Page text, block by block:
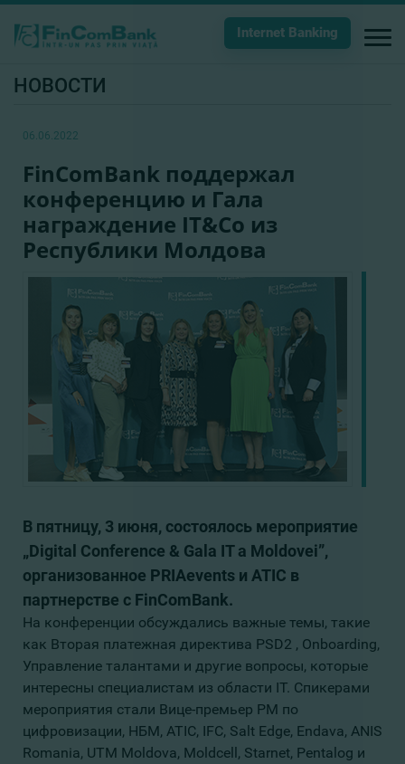
Internet Banking
НОВОСТИ
06.06.2022
FinComBank поддержал
конференцию и Гала
награждение IT&Co из
Республики Молдова
В пятницу, 3 июня, состоялось мероприятие
„Digital Conference & Gala IT a Moldovei”,
организованное PRIAevents и ATIC в
партнерстве с FinComBank.
На конференции обсуждались важные темы, такие
как Вторая платежная директива PSD2 , Onboarding,
Управление талантами и другие вопросы, которые
интересны специалистам из области IT. Спикерами
мероприятия стали Вице-премьер РМ по
цифровизации, НБМ, ATIC, IFC, Salt Edge, Endava, ANIS
Romania, UTM Moldova, Moldcell, Starnet, Pentalog и